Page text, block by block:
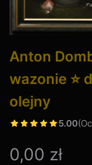
Anton
wazonie ⭐
olejny
5.00
Cena
0,00 zł